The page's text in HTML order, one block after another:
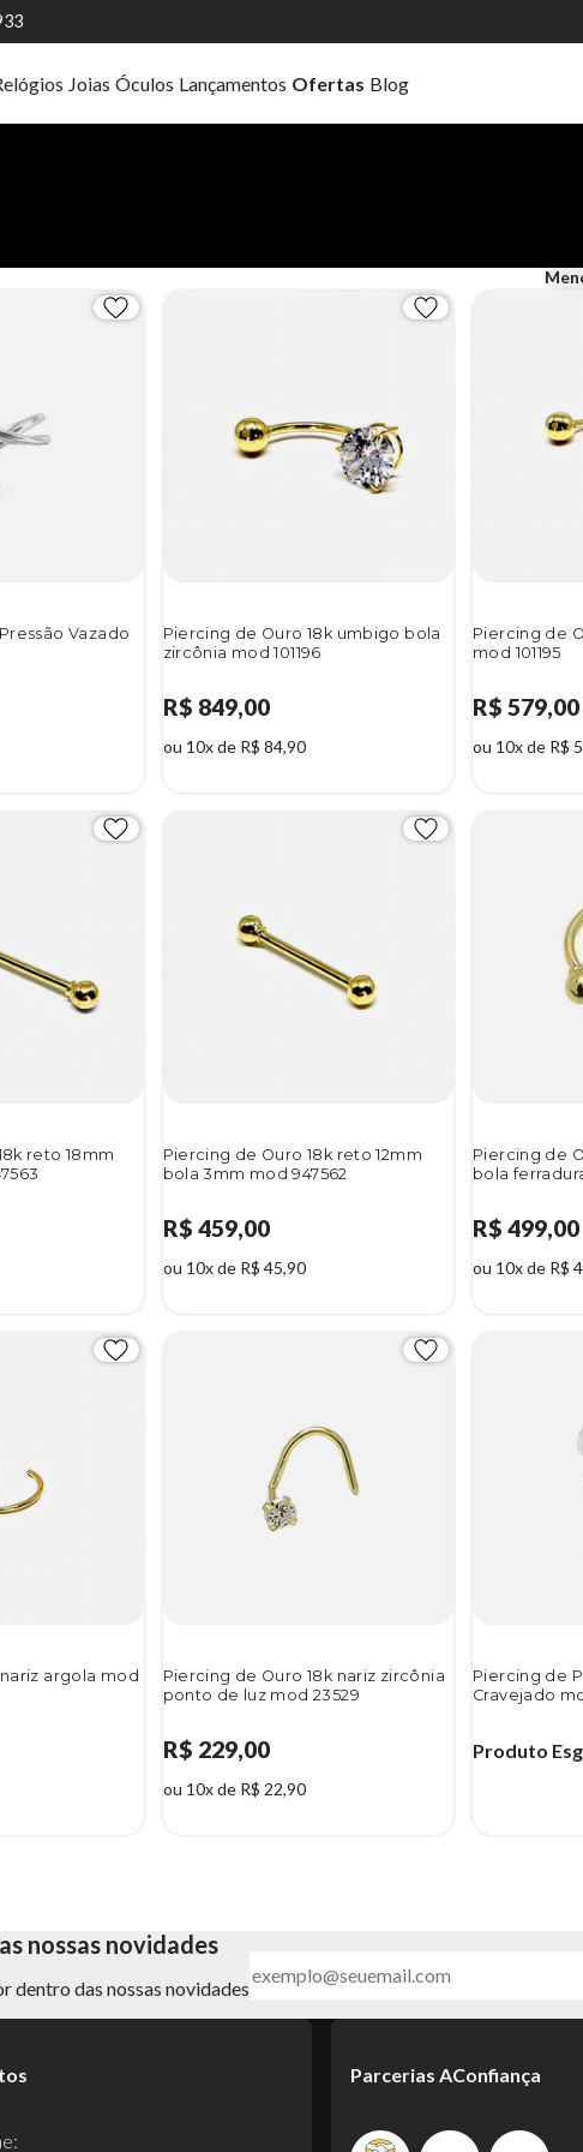
Joias Óculos Lançamentos Ofertas Blog
Vazado
Piercing de Ouro 18k umbigo bola
zircônia mod 101196
R$ 849,00
ou 10x de R$ 84,90
Piercing de
mod 101195
R$ 579,00
ou 10x de R$
reto 18mm
Piercing de Ouro 18k reto 12mm
bola 3mm mod 947562
R$ 459,00
ou 10x de R$ 45,90
Piercing de
bola
R$ 499,00
ou 10x de R$
argola mod
Piercing de Ouro 18k nariz zircônia
ponto de luz mod 23529
R$ 229,00
ou 10x de R$ 22,90
Piercing de
Cravejado
Produto
nossas novidades
dentro das nossas novidades
Parcerias AConfiança